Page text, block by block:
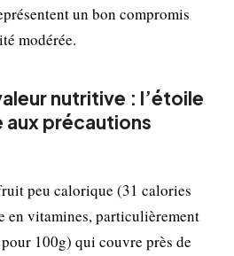
un bon compromis
modérée.
nutritive : l’étoile
précautions
peu calorique (31 calories
en vitamines, particulièrement
100g) qui couvre près de